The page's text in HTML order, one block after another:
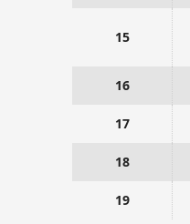
15
16
17
18
19